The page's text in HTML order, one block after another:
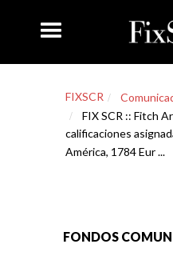
FIXSCR
FIX SCR :: Fitch
calificaciones
América, 1784 Eur ...
FONDOS